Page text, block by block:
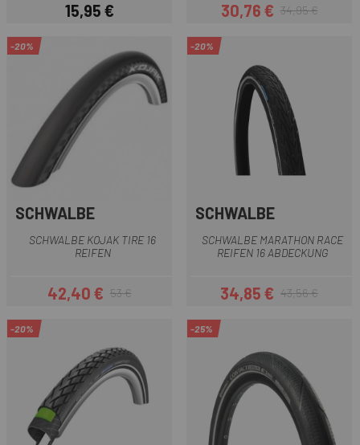
Preis
15,95 € Preis
30,76 €Regulärer Preis
34,95 €
-20%
SCHWALBE
SCHWALBE KOJAK TIRE 16
REIFEN
Preis
42,40 €Regulärer Preis
53 €
-20%
SCHWALBE
SCHWALBE MARATHON RACE
REIFEN 16 ABDECKUNG
Preis
34,85 €Regulärer Preis
43,56 €
-20% -25%